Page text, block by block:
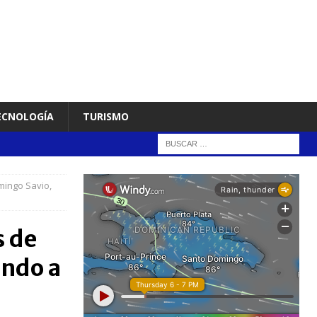
TURISMO
Savio,
de
a